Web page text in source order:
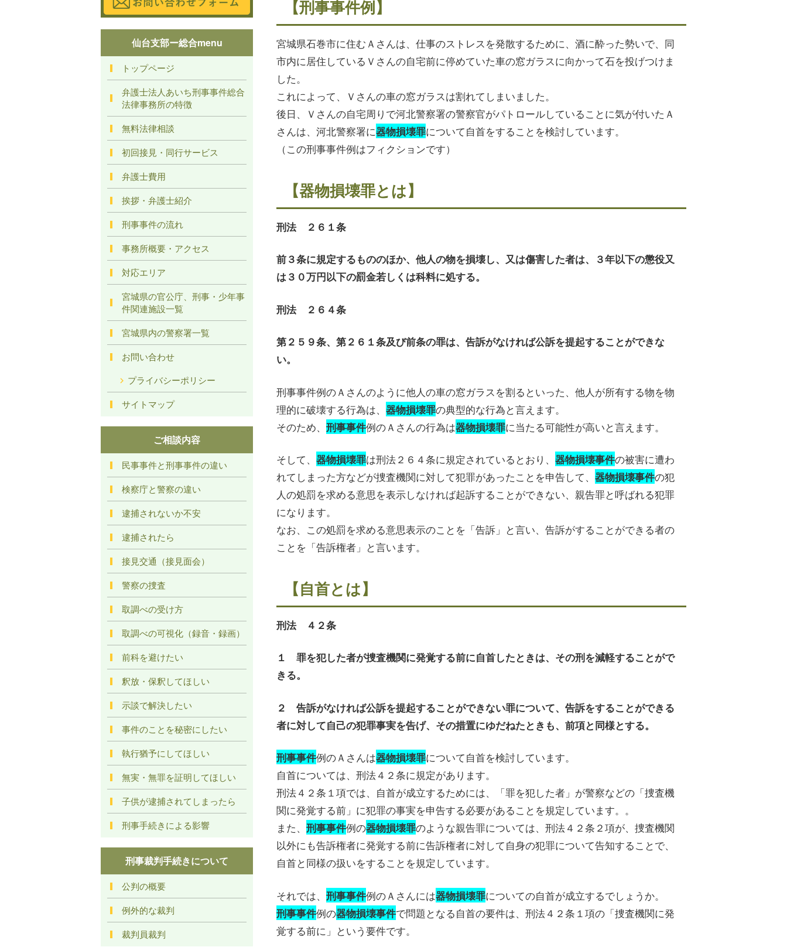
【刑事事件例】
宮城県石巻市に住むＡさんは、仕事のストレスを発散するために、酒に酔った勢いで、同
市内に居住しているＶさんの自宅前に停めていた車の窓ガラスに向かって石を投げつけま
した。
これによって、Ｖさんの車の窓ガラスは割れてしまいました。
後日、Ｖさんの自宅周りで河北警察署の警察官がパトロールしていることに気が付いたＡ
さんは、河北警察署に器物損壊罪について自首をすることを検討しています。
（この刑事事件例はフィクションです）
【器物損壊罪とは】
刑法 ２６１条
前３条に規定するもののほか、他人の物を損壊し、又は傷害した者は、３年以下の懲役又
は３０万円以下の罰金若しくは科料に処する。
刑法 ２６４条
第２５９条、第２６１条及び前条の罪は、告訴がなければ公訴を提起することができな
い。
刑事事件例のＡさんのように他人の車の窓ガラスを割るといった、他人が所有する物を物
理的に破壊する行為は、 器物損壊罪の典型的な行為と言えます。
そのため、 刑事事件例のＡさんの行為は器物損壊罪に当たる可能性が高いと言えます。
そして、 器物損壊罪は刑法２６４条に規定されているとおり、 器物損壊事件の被害に遭わ
れてしまった方などが捜査機関に対して犯罪があったことを申告して、 器物損壊事件の犯
人の処罰を求める意思を表示しなければ起訴することができない、親告罪と呼ばれる犯罪
になります。
なお、この処罰を求める意思表示のことを「告訴」と言い、告訴がすることができる者の
ことを「告訴権者」と言います。
【自首とは】
刑法 ４２条
１ 罪を犯した者が捜査機関に発覚する前に自首したときは、その刑を減軽することがで
きる。
２ 告訴がなければ公訴を提起することができない罪について、告訴をすることができる
者に対して自己の犯罪事実を告げ、その措置にゆだねたときも、前項と同様とする。
刑事事件例のＡさんは器物損壊罪について自首を検討しています。
自首については、刑法４２条に規定があります。
刑法４２条１項では、自首が成立するためには、「罪を犯した者」が警察などの「捜査機
関に発覚する前」に犯罪の事実を申告する必要があることを規定しています。。
また、 刑事事件例の器物損壊罪のような親告罪については、刑法４２条２項が、捜査機関
以外にも告訴権者に発覚する前に告訴権者に対して自身の犯罪について告知することで、
自首と同様の扱いをすることを規定しています。
それでは、 刑事事件例のＡさんには器物損壊罪についての自首が成立するでしょうか。
刑事事件例の器物損壊事件で問題となる自首の要件は、刑法４２条１項の「捜査機関に発
覚する前に」という要件です。
仙台支部ー総合menu
トップページ
弁護士法人あいち刑事事件総合
法律事務所の特徴
無料法律相談
初回接見・同行サービス
弁護士費用
挨拶・弁護士紹介
刑事事件の流れ
事務所概要・アクセス
対応エリア
宮城県の官公庁、刑事・少年事
件関連施設一覧
宮城県内の警察署一覧
お問い合わせ
プライバシーポリシー
サイトマップ
ご相談内容
民事事件と刑事事件の違い
検察庁と警察の違い
逮捕されないか不安
逮捕されたら
接見交通（接見面会）
警察の捜査
取調べの受け方
取調べの可視化（録音・録画）
前科を避けたい
釈放・保釈してほしい
示談で解決したい
事件のことを秘密にしたい
執行猶予にしてほしい
無実・無罪を証明してほしい
子供が逮捕されてしまったら
刑事手続きによる影響
刑事裁判手続きについて
公判の概要
例外的な裁判
裁判員裁判